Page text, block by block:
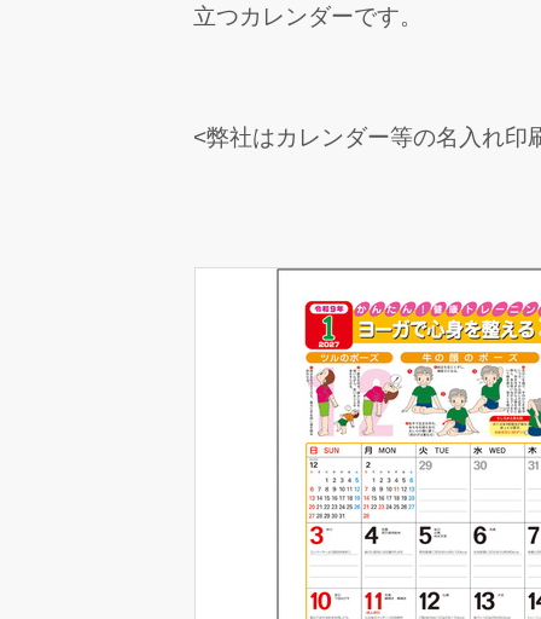
立つカレンダーです。
<弊社はカレンダー等の名入れ印